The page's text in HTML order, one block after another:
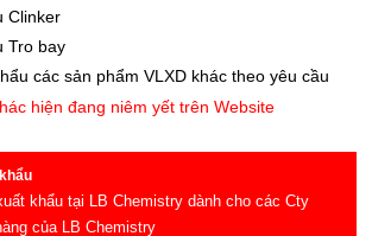
khẩu tại LB Chemistry dành cho các Cty
của LB Chemistry
Clinker
Tro bay
các sản phẩm VLXD khác theo yêu cầu
hiện đang niêm yết trên Website